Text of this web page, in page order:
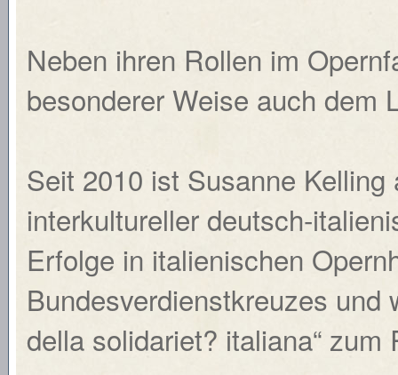
Neben ihren Rollen im
besonderer Weise auch dem
Seit 2010 ist Susanne
interkultureller deutsch-
Erfolge in italienischen
Bundesverdienstkreuzes und
della solidariet? italiana“ zum